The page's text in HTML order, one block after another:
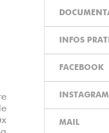
INFOS
FACEBOOK
INSTAGRAM
MAIL